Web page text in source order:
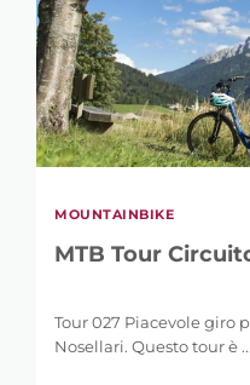
MOUNTAINBIKE
MTB Tour
Tour 027 Piacevole giro
Nosellari. Questo tour è ...